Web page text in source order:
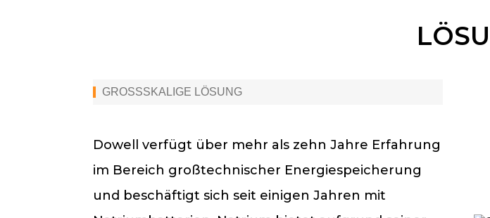
GROSSSKALIGE LÖSUNG
Dowell verfügt über mehr als zehn Jahre Erfahrung
im Bereich großtechnischer Energiespeicherung
und beschäftigt sich seit einigen Jahren mit